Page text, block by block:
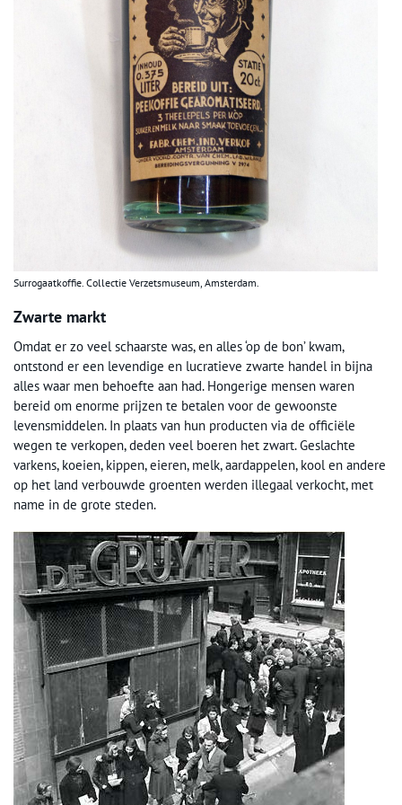
Surrogaatkoffie. Collectie Verzetsmuseum, Amsterdam.
Zwarte markt
Omdat er zo veel schaarste was, en alles ‘op de bon’ kwam,
ontstond er een levendige en lucratieve zwarte handel in bijna
alles waar men behoefte aan had. Hongerige mensen waren
bereid om enorme prijzen te betalen voor de gewoonste
levensmiddelen. In plaats van hun producten via de officiële
wegen te verkopen, deden veel boeren het zwart. Geslachte
varkens, koeien, kippen, eieren, melk, aardappelen, kool en andere
op het land verbouwde groenten werden illegaal verkocht, met
name in de grote steden.